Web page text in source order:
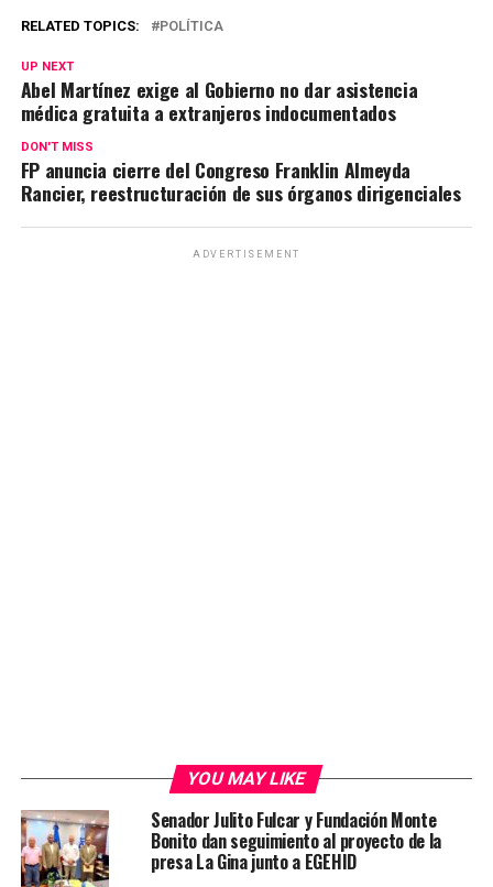
RELATED TOPICS: POLÍTICA
UP NEXT
Abel Martínez exige al Gobierno no dar asistencia
médica gratuita a extranjeros indocumentados
DON'T MISS
FP anuncia cierre del Congreso Franklin Almeyda
Rancier, reestructuración de sus órganos dirigenciales
ADVERTISEMENT
YOU MAY LIKE
Senador Julito Fulcar y Fundación Monte
Bonito dan seguimiento al proyecto de la
presa La Gina junto a EGEHID